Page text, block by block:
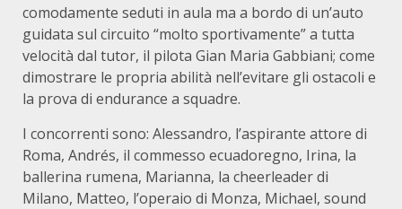
comodamente seduti in aula ma a bordo di un’auto
guidata sul circuito “molto sportivamente” a tutta
velocità dal tutor, il pilota Gian Maria Gabbiani; come
dimostrare le propria abilità nell’evitare gli ostacoli e
la prova di endurance a squadre.
I concorrenti sono: Alessandro, l’aspirante attore di
Roma, Andrés, il commesso ecuadoregno, Irina, la
ballerina rumena, Marianna, la cheerleader di
Milano, Matteo, l’operaio di Monza, Michael, sound